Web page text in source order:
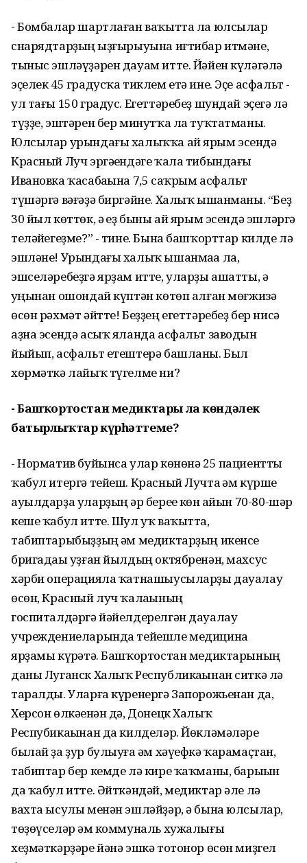
- Бомбалар шартлаған ваҡытта ла юлсылар
снарядтарҙың һыҙғырыуына иғтибар итмәне,
тыныс эшләүҙәрен дауам итте. Йәйен күләгәлә
эҫелек 45 градусҡа тиклем етә ине. Эҫе асфальт -
ул тағы 150 градус. Егеттәребеҙ шундай эҫегә лә
түҙҙе, эштәрен бер минутҡа ла туҡтатманы.
Юлсылар урындағы халыҡҡа ай ярым эсендә
Красный Луч эргәһендәге ҡала тибындағы
Ивановка ҡасабаһына 7,5 саҡрым асфальт
түшәргә вәғәҙә биргәйне. Халыҡ ышанманы. “Беҙ
30 йыл көттөк, ә һеҙ быны ай ярым эсендә эшләргә
теләйһегеҙме?” - тине. Бына башҡорттар килде лә
эшләне! Урындағы халыҡ ышанмаһа ла,
эшселәребеҙгә ярҙам итте, уларҙы ашатты, ә
һуңынан ошондай күптән көтөп алған мөғжизә
өсөн рәхмәт әйтте! Беҙҙең егеттәребеҙ бер нисә
аҙна эсендә асыҡ яланда асфальт заводын
йыйып, асфальт етештерә башланы. Был
хөрмәткә лайыҡ түгелме ни?
- Башҡортостан медиктары лакөндәлек
батырлыҡтар күрһәттеме?
- Норматив буйынса улар көнөнә 25 пациентты
ҡабул итергә тейеш. Красный Лучта һәм күрше
ауылдарҙа уларҙың һәр береһе көн һайын 70-80-шәр
кеше ҡабул итте. Шул уҡ ваҡытта,
табиптарыбыҙҙың һәм медиктарҙың икенсе
бригадаһы уҙған йылдың октябренән, махсус
хәрби операцияла ҡатнашыусыларҙы дауалау
өсөн, Красный луч ҡалаһының
госпиталдәргә йәйелдерелгән дауалау
учреждениеларында тейешле медицина
ярҙамы күрһәтә. Башҡортостан медиктарының
даны Луганск Халыҡ Республикаһынан ситкә лә
таралды. Уларға күренергә Запорожьенан да,
Херсон өлкәһенән дә, Донецк Халыҡ
Респубикаһынан да килделәр. Йөкләмәләре
былай ҙа ҙур булыуға һәм хәүефкә ҡарамаҫтан,
табиптар бер кемде лә кире ҡаҡманы, барыһын
да ҡабул итте. Әйткәндәй, медиктар әле лә
вахта ысулы менән эшләйҙәр, ә бына юлсылар,
төҙөүселәр һәм коммуналь хужалығы
хеҙмәткәрҙәре йәнә эшкә тотонор өсөн миҙгел